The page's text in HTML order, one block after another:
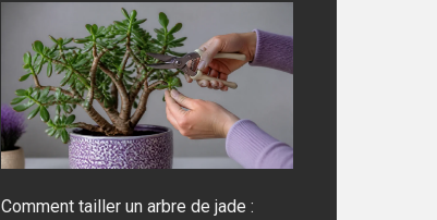
Comment tailler un arbre de jade :